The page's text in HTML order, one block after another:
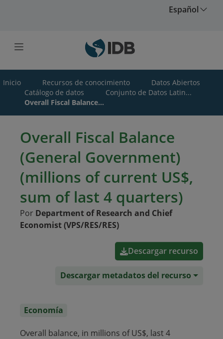
Español
Inicio Recursos de conocimiento
Datos Abiertos
Catálogo de datos
Conjunto de Datos Latin...
Overall Fiscal Balance...
Overall Fiscal Balance
(General Government)
(millions of current US$,
sum of last 4 quarters)
Por Department of Research and Chief
Economist (VPS/RES/RES)
Descargar recurso
Descargar metadatos del recurso
Economía
Overall balance, in millions of US$, last 4